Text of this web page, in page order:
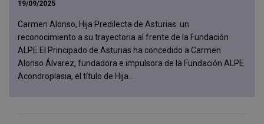
19/09/2025
Carmen Alonso, Hija Predilecta de Asturias: un
reconocimiento a su trayectoria al frente de la Fundación
ALPE El Principado de Asturias ha concedido a Carmen
Alonso Álvarez, fundadora e impulsora de la Fundación ALPE
Acondroplasia, el título de Hija...